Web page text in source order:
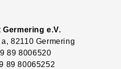
e.V.
a, 82110 Germering
89 8006520
89 80065252